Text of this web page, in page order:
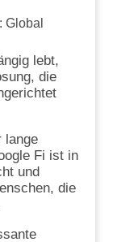
Global
lebt,
die
lange
Fi ist in
und
die